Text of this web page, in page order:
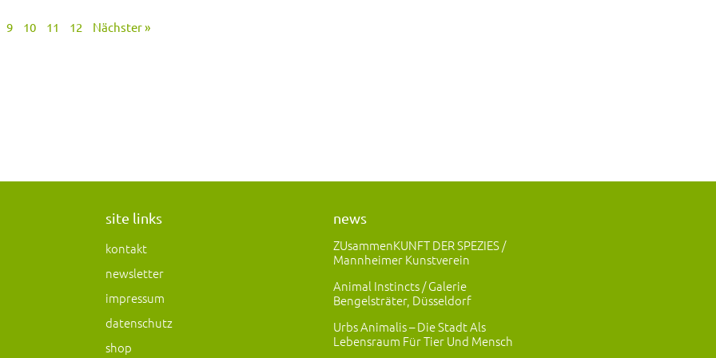
9 10 11 12 Nächster »
site links
kontakt
newsletter
impressum
datenschutz
shop
news
ZUsammenKUNFT DER SPEZIES /
Mannheimer Kunstverein
Animal Instincts / Galerie
Bengelsträter, Düsseldorf
Urbs Animalis – Die Stadt Als
Lebensraum Für Tier Und Mensch